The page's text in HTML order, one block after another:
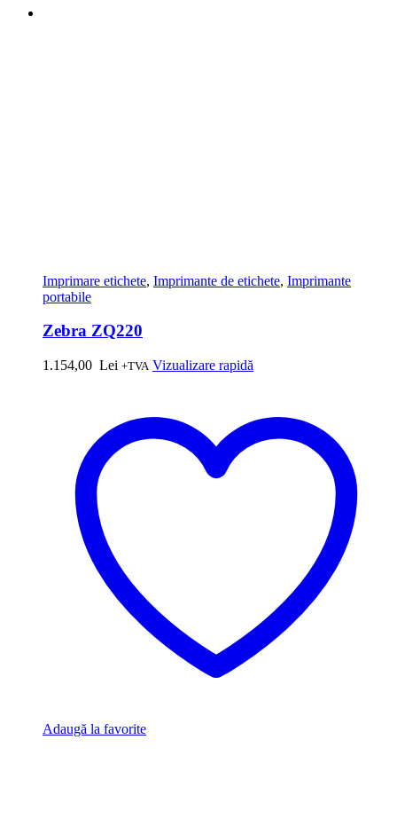
Imprimare etichete, Imprimante de etichete, Imprimante
portabile
Zebra ZQ220
1.154,00 Lei +TVA Vizualizare rapidă
Adaugă la favorite